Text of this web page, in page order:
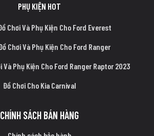
PHỤ KIỆN HOT
Chơi Và Phụ Kiện Cho Ford Everest
Chơi Và Phụ Kiện Cho Ford Ranger
Và Phụ Kiện Cho Ford Ranger Raptor 2023
Đồ Chơi Cho Kia Carnival
CHÍNH SÁCH BÁN HÀNG